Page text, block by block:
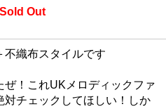
Out
織布スタイルです
！これUKメロディックファ
対チェックしてほしい！しか